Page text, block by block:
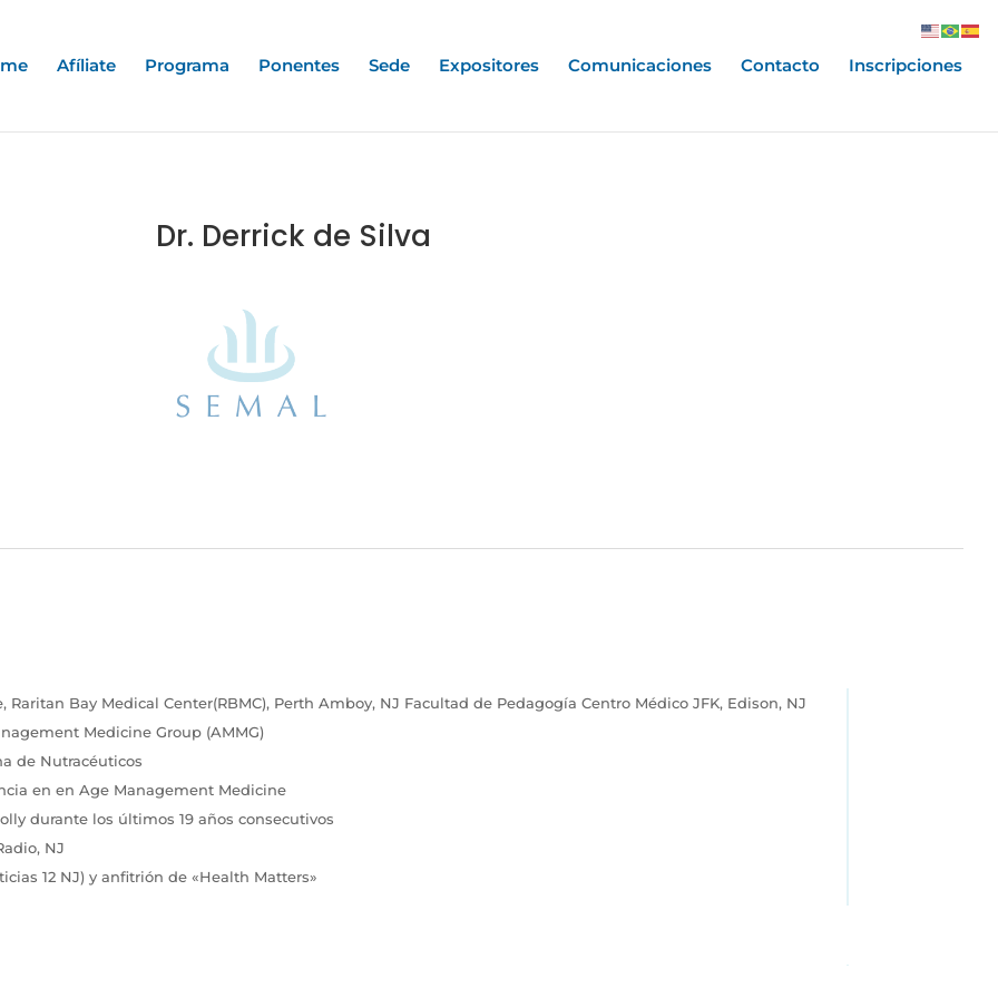
Afíliate Programa Ponentes Sede Expositores Comunicaciones Contacto Inscripciones
Dr. Derrick de Silva
Bay Medical Center(RBMC), Perth Amboy, NJ Facultad de Pedagogía Centro Médico JFK, Edison, NJ
Medicine Group (AMMG)
de Nutracéuticos
en en Age Management Medicine
durante los últimos 19 años consecutivos
NJ
12 NJ) y anfitrión de «Health Matters»